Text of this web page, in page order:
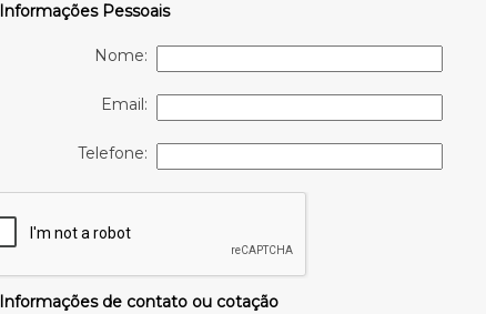
Informações Pessoais
Nome:
Email:
Telefone:
Informações de contato ou cotação